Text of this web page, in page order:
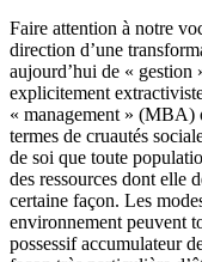
Faire attention à notre
direction d’une
aujourd’hui de « gestion
explicitement
« management » (MBA)
termes de cruautés
de soi que toute
des ressources dont elle
certaine façon. Les
environnement peuvent
possessif accumulateur